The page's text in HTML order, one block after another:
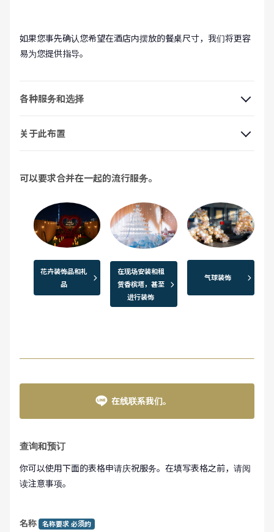
如果您事先确认您希望在酒店内摆放的餐桌尺寸，我们将更容
易为您提供指导。
各种服务和选择
关于此布置
可以要求合并在一起的流行服务。
花卉装饰品和礼
品
在现场安装和租
赁香槟塔，甚至
进行装饰
气球装饰
在线联系我们。
查询和预订
你可以使用下面的表格申请庆祝服务。在填写表格之前，请阅
读注意事项。
名称 名称要求 必须的